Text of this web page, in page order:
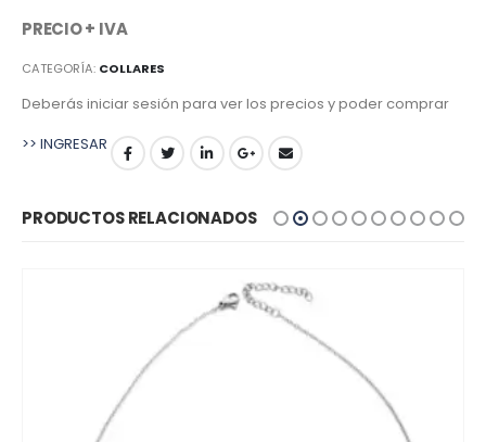
PRECIO + IVA
CATEGORÍA: COLLARES
Deberás iniciar sesión para ver los precios y poder comprar
>> INGRESAR
PRODUCTOS RELACIONADOS